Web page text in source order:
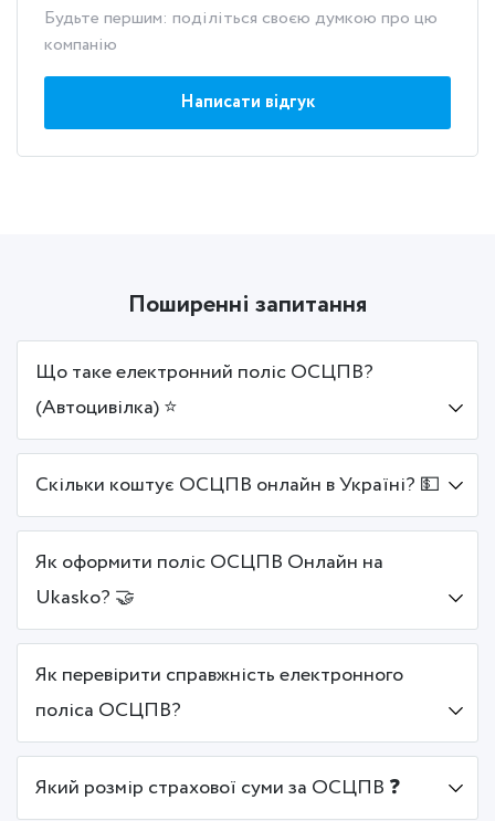
Будьте першим: поділіться своєю думкою про цю
компанію
Написати відгук
Поширенні запитання
Що таке електронний поліс ОСЦПВ?
(Автоцивілка) ⭐
Скільки коштує ОСЦПВ онлайн в Україні? 💵
Як оформити поліс ОСЦПВ Онлайн на
Ukasko? 🤝
Як перевірити справжність електронного
поліса ОСЦПВ?
Який розмір страхової суми за ОСЦПВ ❓